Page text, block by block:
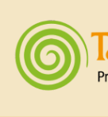
springen